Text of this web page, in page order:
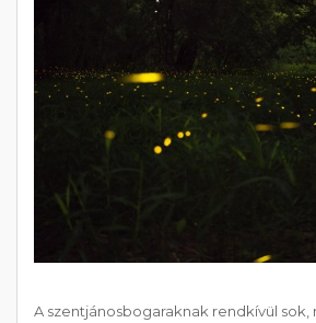
A szentjánosbogaraknak rendkívül sok,